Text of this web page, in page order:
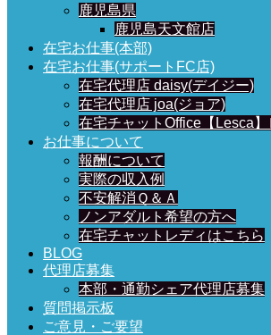
鹿児島県
鹿児島天文館店
在宅お仕事(本部)
在宅お仕事(サポートFC店)
在宅代理店 daisy(デイジー)
在宅代理店 joa(ジョア)
在宅チャットOffice【Lesca】
お仕事について
報酬について
実際の収入例
不安解消Ｑ＆Ａ
ノンアダルト希望の方へ
在宅チャットレディはこちら
BLOG
代理店募集
本部・通勤シェア代理店募集
質問掲示板
ご意見・ご要望